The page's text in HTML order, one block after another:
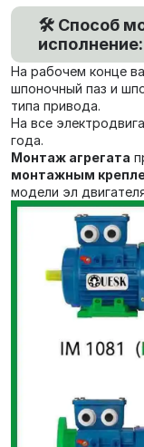
🛠️ Способ
исполнение:
На рабочем конце
шпоночный паз и
типа привода.
На все
года.
Монтаж агрегата
монтажным
модели эл